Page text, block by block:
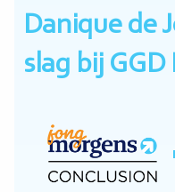
Danique de
slag bij GGD